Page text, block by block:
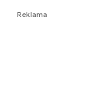
Reklama